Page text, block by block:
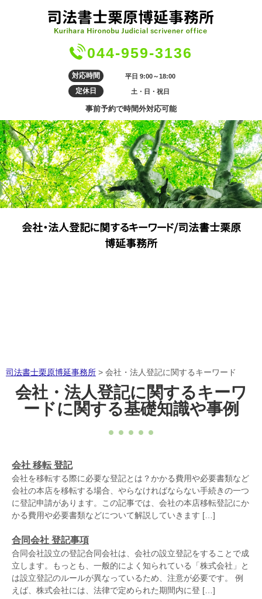
044-959-3136
対応時間 平日 9:00～18:00
定休日 土・日・祝日
事前予約で時間外対応可能
会社・法人登記に関するキーワード/司法書士栗原
博延事務所
司法書士栗原博延事務所 > 会社・法人登記に関するキーワード
会社・法人登記に関するキーワ
ードに関する基礎知識や事例
会社 移転 登記
会社を移転する際に必要な登記とは？かかる費用や必要書類など
会社の本店を移転する場合、やらなければならない手続きの一つ
に登記申請があります。この記事では、会社の本店移転登記にか
かる費用や必要書類などについて解説していきます […]
合同会社 登記事項
合同会社設立の登記合同会社は、会社の設立登記をすることで成
立します。もっとも、一般的によく知られている「株式会社」と
は設立登記のルールが異なっているため、注意が必要です。 例
えば、株式会社には、法律で定められた期間内に登 […]